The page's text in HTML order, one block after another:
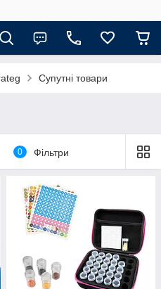
Супутні товари
0 Фільтри